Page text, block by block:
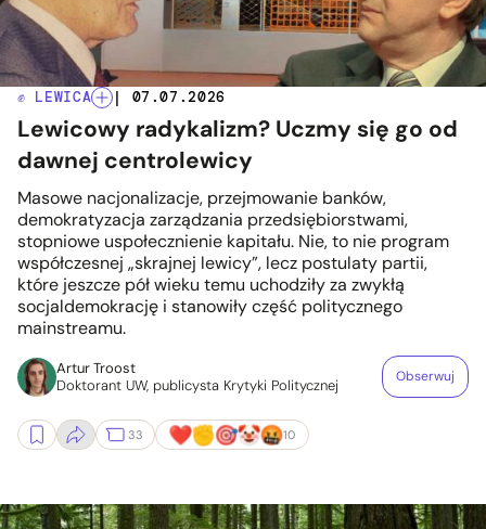
✊ LEWICA | 07.07.2026
Lewicowy radykalizm? Uczmy się go od
dawnej centrolewicy
Masowe nacjonalizacje, przejmowanie banków,
demokratyzacja zarządzania przedsiębiorstwami,
stopniowe uspołecznienie kapitału. Nie, to nie program
współczesnej „skrajnej lewicy”, lecz postulaty partii,
które jeszcze pół wieku temu uchodziły za zwykłą
socjaldemokrację i stanowiły część politycznego
mainstreamu.
Artur Troost
Doktorant UW, publicysta Krytyki Politycznej
Obserwuj
33 10